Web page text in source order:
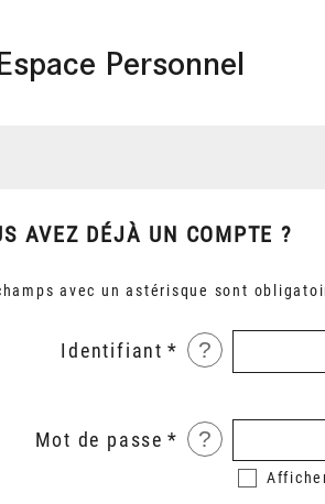
Personnel
AVEZ DÉJÀ UN COMPTE ?
avec un astérisque sont
Identifiant ?
Mot de passe ?